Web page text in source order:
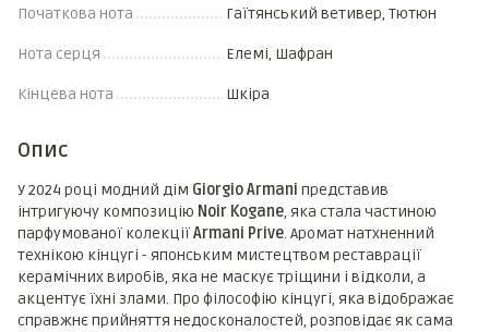
Початкова нота Гаїтянський ветивер, Тютюн
Нота серця Елемі, Шафран
Кінцева нота Шкіра
Опис
У 2024 році модний дім Giorgio Armani представив
інтригуючу композицію Noir Kogane, яка стала частиною
парфумованої колекціїArmani Prive. Аромат натхненний
технікою кінцугі - японським мистецтвом реставрації
керамічних виробів, яка не маскує тріщини і відколи, а
акцентує їхні злами. Про філософію кінцугі, яка відображає
справжнє прийняття недосконалостей, розповідає як сама